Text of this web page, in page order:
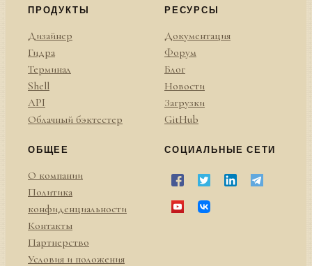
ПРОДУКТЫ
Дизайнер
Гидра
Терминал
Shell
API
Облачный бэктестер
РЕСУРСЫ
Документация
Форум
Блог
Новости
Загрузки
GitHub
ОБЩЕЕ
О компании
Политика
конфиденциальности
Контакты
Партнерство
Условия и положения
СОЦИАЛЬНЫЕ СЕТИ